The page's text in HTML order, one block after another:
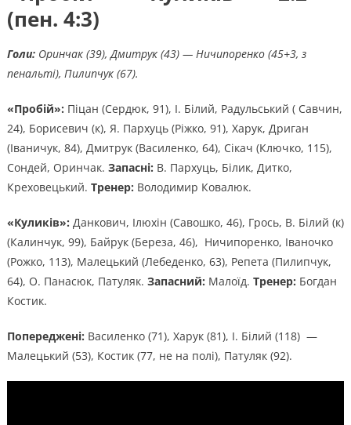
(пен. 4:3)
Голи:Оринчак (39), Дмитрук (43) — Ничипоренко (45+3, з
пенальті), Пилипчук (67).
«Пробій»: Піцан (Сердюк, 91), І. Білий, Радульський ( Савчин,
24), Борисевич (к), Я. Пархуць (Ріжко, 91), Харук, Дриган
(Іваничук, 84), Дмитрук (Василенко, 64), Сікач (Ключко, 115),
Сондей, Оринчак. Запасні: В. Пархуць, Білик, Дитко,
Креховецький. Тренер: Володимир Ковалюк.
«Куликів»: Данкович, Ілюхін (Савошко, 46), Грось, В. Білий (к)
(Калинчук, 99), Байрук (Береза, 46), Ничипоренко, Іваночко
(Рожко, 113), Малецький (Лебеденко, 63), Репета (Пилипчук,
64), О. Панасюк, Патуляк. Запасний: Малоїд. Тренер: Богдан
Костик.
Попереджені: Василенко (71), Харук (81), І. Білий (118) —
Малецький (53), Костик (77, не на полі), Патуляк (92).